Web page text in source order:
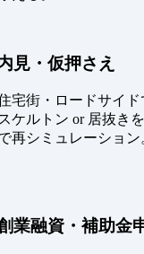
見・仮押さえ
宅街・ロードサイド
ケルトン or 居抜き
再シミュレーション
業融資・補助金